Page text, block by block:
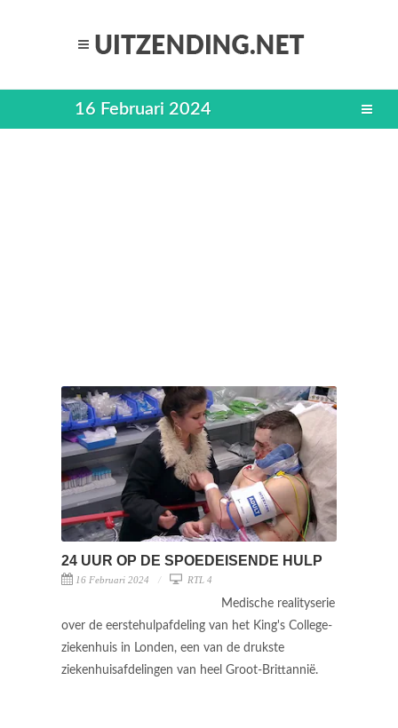
16 Februari 2024
24 UUR OP DE SPOEDEISENDE HULP
16 Februari 2024 RTL 4
Medische realityserie
over de eerstehulpafdeling van het King's College-
ziekenhuis in Londen, een van de drukste
ziekenhuisafdelingen van heel Groot-Brittannië.